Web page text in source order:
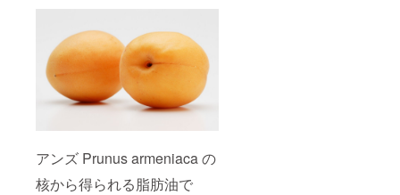
アンズ Prunus armeniaca の
核から得られる脂肪油で